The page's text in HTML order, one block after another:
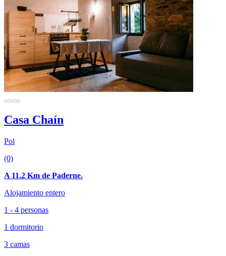
Casa Chaín
Pol
(0)
A 11.2 Km de Paderne.
Alojamiento entero
1 - 4 personas
1 dormitorio
3 camas